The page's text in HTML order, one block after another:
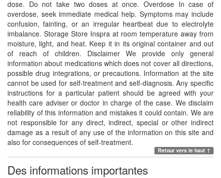
dose. Do not take two doses at once. Overdose In case of
overdose, seek immediate medical help. Symptoms may include
confusion, fainting, or an irregular heartbeat due to electrolyte
imbalance. Storage Store Inspra at room temperature away from
moisture, light, and heat. Keep it in its original container and out
of reach of children. Disclaimer We provide only general
information about medications which does not cover all directions,
possible drug integrations, or precautions. Information at the site
cannot be used for self-treatment and self-diagnosis. Any specific
instructions for a particular patient should be agreed with your
health care adviser or doctor in charge of the case. We disclaim
reliability of this information and mistakes it could contain. We are
not responsible for any direct, indirect, special or other indirect
damage as a result of any use of the information on this site and
also for consequences of self-treatment.
Retour vers le haut ↑
Des informations importantes